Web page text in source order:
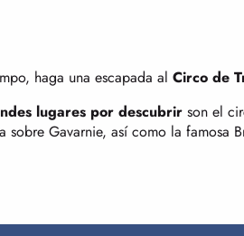
haga una escapada al Circo de
lugares por descubrir son el
sobre Gavarnie, así como la famosa